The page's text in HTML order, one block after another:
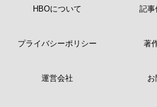
HBOについて 記事
プライバシーポリシー 著
運営会社